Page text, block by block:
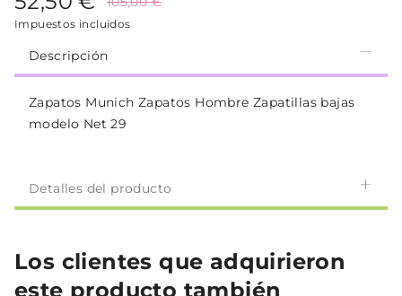
Impuestos incluidos
Descripción
Zapatos Munich Zapatos Hombre Zapatillas bajas
modelo Net 29
Detalles del producto
Los clientes que adquirieron
este producto también